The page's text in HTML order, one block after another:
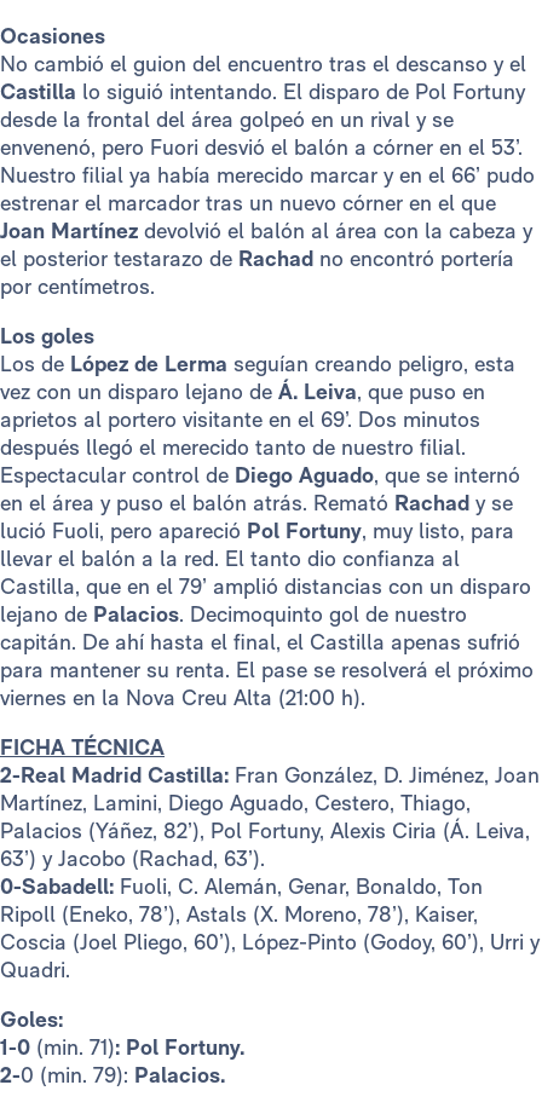
Ocasiones
No cambió el guion del encuentro tras el descanso y el
Castilla lo siguió intentando. El disparo de Pol Fortuny
desde la frontal del área golpeó en un rival y se
envenenó, pero Fuori desvió el balón a córner en el 53’.
Nuestro filial ya había merecido marcar y en el 66’ pudo
estrenar el marcador tras un nuevo córner en el que
Joan Martínez devolvió el balón al área con la cabeza y
el posterior testarazo de Rachad no encontró portería
por centímetros.
Los goles
Los de López de Lerma seguían creando peligro, esta
vez con un disparo lejano de Á. Leiva, que puso en
aprietos al portero visitante en el 69’. Dos minutos
después llegó el merecido tanto de nuestro filial.
Espectacular control de Diego Aguado, que se internó
en el área y puso el balón atrás. Remató Rachad y se
lució Fuoli, pero apareció Pol Fortuny, muy listo, para
llevar el balón a la red. El tanto dio confianza al
Castilla, que en el 79’ amplió distancias con un disparo
lejano de Palacios. Decimoquinto gol de nuestro
capitán. De ahí hasta el final, el Castilla apenas sufrió
para mantener su renta. El pase se resolverá el próximo
viernes en la Nova Creu Alta (21:00 h).
FICHA TÉCNICA
2-Real Madrid Castilla: Fran González, D. Jiménez, Joan
Martínez, Lamini, Diego Aguado, Cestero, Thiago,
Palacios (Yáñez, 82’), Pol Fortuny, Alexis Ciria (Á. Leiva,
63’) y Jacobo (Rachad, 63’).
0-Sabadell: Fuoli, C. Alemán, Genar, Bonaldo, Ton
Ripoll (Eneko, 78’), Astals (X. Moreno, 78’), Kaiser,
Coscia (Joel Pliego, 60’), López-Pinto (Godoy, 60’), Urri y
Quadri.
Goles:
1-0 (min. 71): Pol Fortuny.
2-0 (min. 79): Palacios.